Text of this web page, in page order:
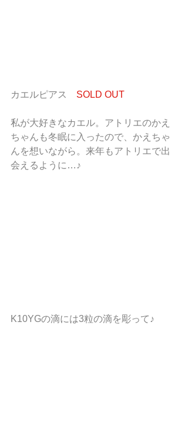
カエルピアス SOLD OUT
私が大好きなカエル。アトリエのかえ
ちゃんも冬眠に入ったので、かえちゃ
んを想いながら。来年もアトリエで出
会えるように…♪
K10YGの滴には3粒の滴を彫って♪